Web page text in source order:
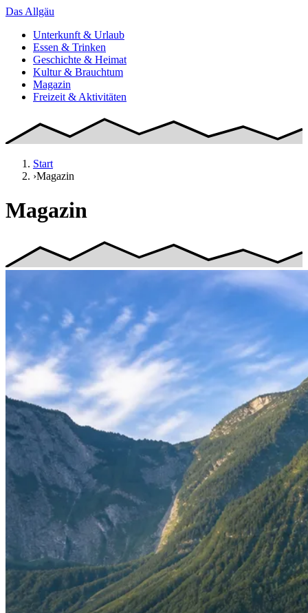
Das Allgäu
Unterkunft & Urlaub
Essen & Trinken
Geschichte & Heimat
Kultur & Brauchtum
Magazin
Freizeit & Aktivitäten
Start
›Magazin
Magazin